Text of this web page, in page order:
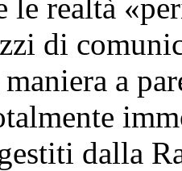
le realtà
di
a
dalla